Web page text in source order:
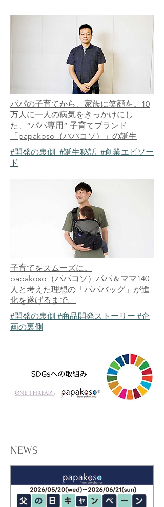
パパの子育てから、家族に笑顔を。10
万人に一人の病気をきっかけにし
た、“パパ専用” 子育てブランド
「papakoso（パパコソ）」の誕生
#開発の裏側 #誕生秘話 #創業エピソー
ド
子育てをスムーズに。
papakoso（パパコソ）パパ＆ママ140
人と考えた理想の「パパバッグ」が進
化を遂げるまで。
#開発の裏側 #商品開発ストーリー #企
画の裏側
NEWS